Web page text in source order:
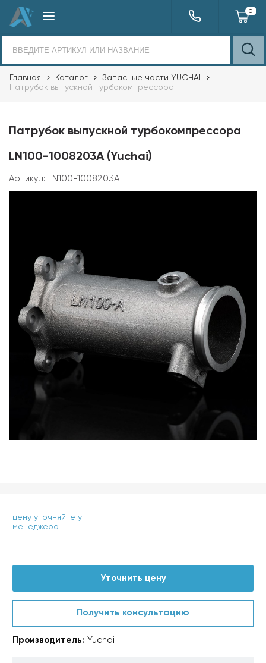
0
Главная Каталог
Запасные части YUCHAI
Патрубок выпускной турбокомпрессора
Патрубок выпускной турбокомпрессора
LN100-1008203A (Yuchai)
Артикул: LN100-1008203A
цену уточняйте у
менеджера
Уточнить цену
Получить консультацию
Производитель: Yuchai